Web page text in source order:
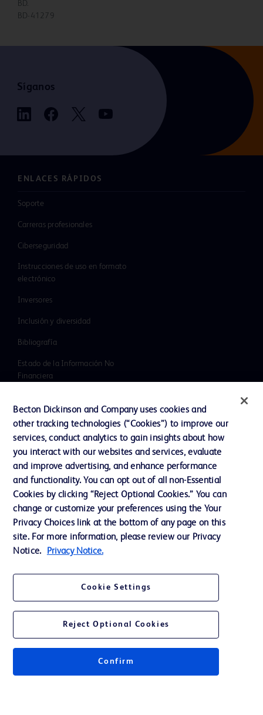
BD.
BD-41279
Síganos
ENLACES RÁPIDOS
Soporte
Carreras profesionales
Ciberseguridad
Instrucciones de uso en formato
electrónico
Inversores
Inclusión y diversidad
Bibliografía
Estado de la Información No
Financiera
Nuestra Compañía
Ética y cumplimiento
Informe Impuesto Sociedades
Contacto
Preferencias de cookies
Privacidad
Accesibilidad de la web
©2026 BD. Todos los derechos reservados. BD y su logotipo son marcas
Becton Dickinson and Company uses cookies and
other tracking technologies (“Cookies”) to improve our
services, conduct analytics to gain insights about how
you interact with our websites and services, evaluate
and improve advertising, and enhance performance
and functionality. You can opt out of all non-Essential
Cookies by clicking “Reject Optional Cookies.” You can
change or customize your preferences using the Your
Privacy Choices link at the bottom of any page on this
site. For more information, please review our Privacy
Notice.
Privacy Notice.
Cookie Settings
Reject Optional Cookies
Confirm